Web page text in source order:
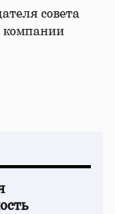
совета
компании